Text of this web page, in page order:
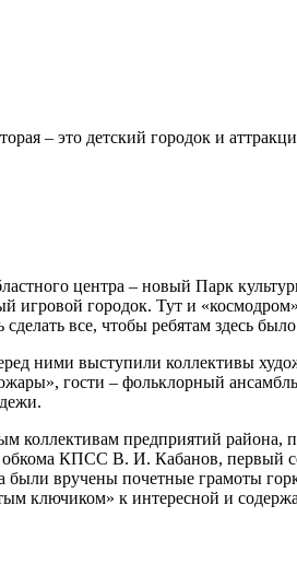
– это детский городок и
центра – новый Парк
городок. Тут и
все, чтобы ребятам здесь
ними выступили коллективы
гости – фольклорный
коллективам предприятий
КПСС В. И. Кабанов, первый
вручены почетные грамоты
ключиком» к интересной и